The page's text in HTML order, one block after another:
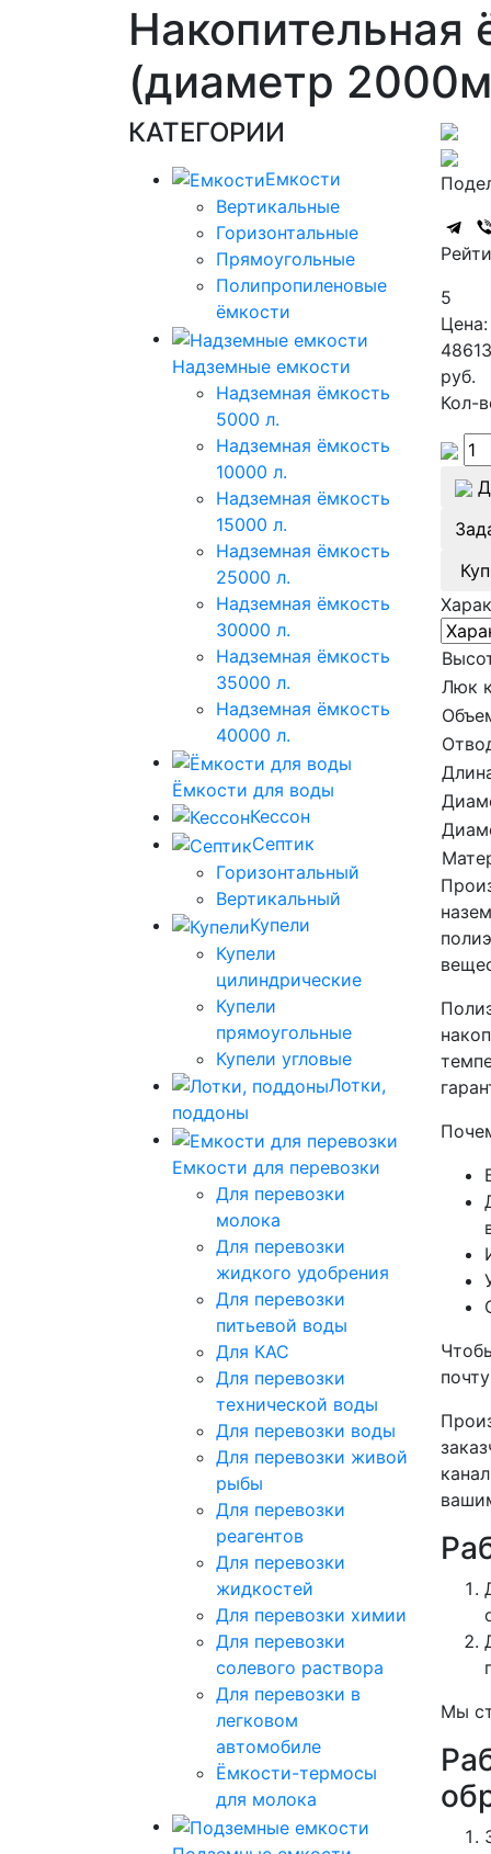
Накопительная
(диаметр
КАТЕГОРИИ
Емкости
Вертикальные
Горизонтальные
Прямоугольные
Полипропиленовые
ёмкости
Надземные емкости
Надземная ёмкость
5000 л.
Надземная ёмкость
10000 л.
Надземная ёмкость
15000 л.
Надземная ёмкость
25000 л.
Надземная ёмкость
30000 л.
Надземная ёмкость
35000 л.
Надземная ёмкость
40000 л.
Ёмкости для воды
Кессон
Септик
Горизонтальный
Вертикальный
Купели
Купели
цилиндрические
Купели
прямоугольные
Купели угловые
Лотки,
поддоны
Емкости для перевозки
Для перевозки
молока
Для перевозки
жидкого удобрения
Для перевозки
питьевой воды
Для КАС
Для перевозки
технической воды
Для перевозки воды
Для перевозки живой
рыбы
Для перевозки
реагентов
Для перевозки
жидкостей
Для перевозки химии
Для перевозки
солевого раствора
Для перевозки в
легковом
автомобиле
Ёмкости-термосы
для молока
5
Цена:
руб.
Кол-
Люк
почту
Мы